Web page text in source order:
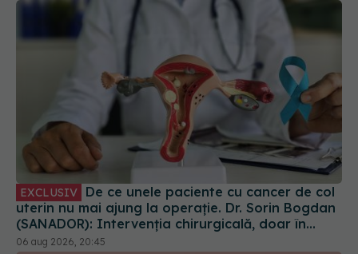
EXCLUSIV
uterin nu mai ajung la operație. Dr. Sorin Bogdan
(SANADOR): Intervenția chirurgicală, doar în
situații particulare
06 aug 2026, 20:45